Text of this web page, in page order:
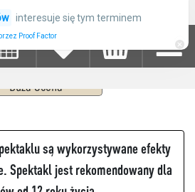
WICKED
2026
19:00 - 22:00
Duża Scena
są wykorzystywane efekty
Spektakl jest rekomendowany dla
interesuje się tym terminem
Proof Factor